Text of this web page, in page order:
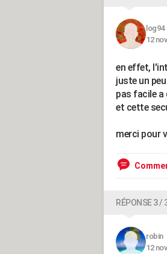
log94
12
en effet,
juste un
pas facile a
et cette
merci pour
RÉPONSE 3 /
robin
12